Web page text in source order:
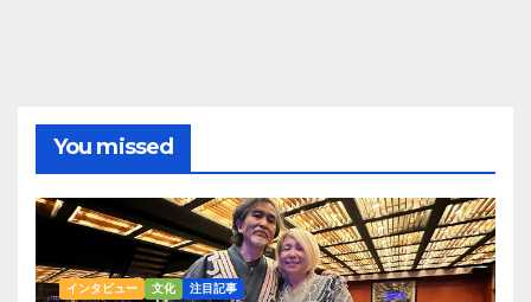
You missed
インタビュー 文化 注目記事